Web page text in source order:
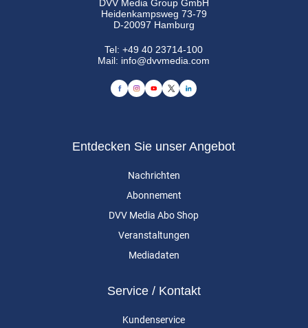
DVV Media Group GmbH
Heidenkampsweg 73-79
D-20097 Hamburg
Tel:+49 40 23714-100
Mail: info@dvvmedia.com
Entdecken Sie unser Angebot
Nachrichten
Abonnement
DVV Media Abo Shop
Veranstaltungen
Mediadaten
Service / Kontakt
Kundenservice